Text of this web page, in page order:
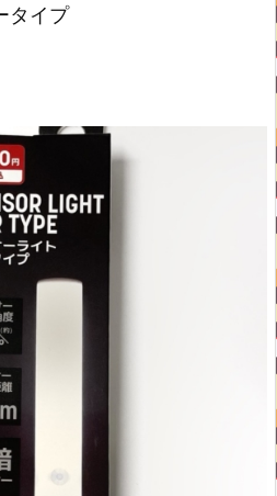
タイプ